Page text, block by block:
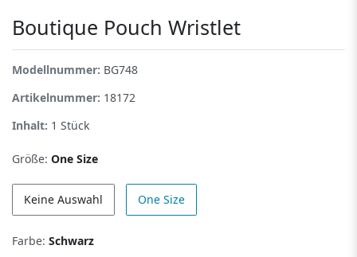
Boutique Pouch Wristlet
Modellnummer: BG748
Artikelnummer: 18172
Inhalt: 1 Stück
Größe: One Size
Keine Auswahl One Size
Farbe: Schwarz